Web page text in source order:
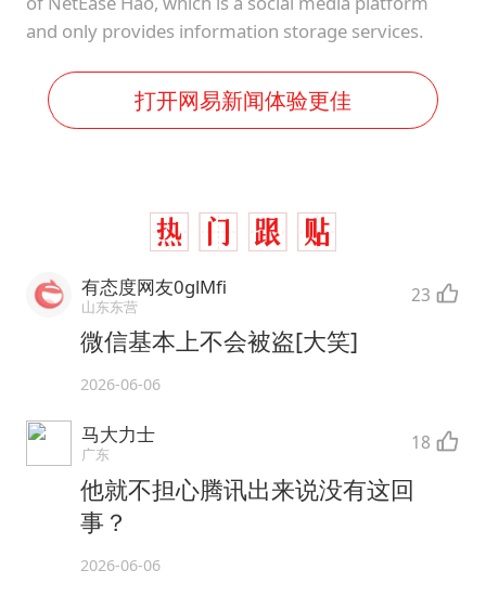
and only provides information storage services.
打开网易新闻体验更佳
有态度网友0glMfi
山东东营 23
微信基本上不会被盗[大笑]
2026-06-06
马大力士
广东 18
他就不担心腾讯出来说没有这回
事？
2026-06-06